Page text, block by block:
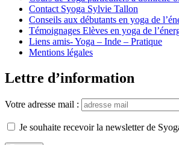
Contact Syoga Sylvie Tallon
Conseils aux débutants en yoga de
Témoignages Elèves en yoga de
Liens amis- Yoga – Inde – Pratique
Mentions légales
Lettre d’information
Votre adresse mail :
Je souhaite recevoir la newsletter de